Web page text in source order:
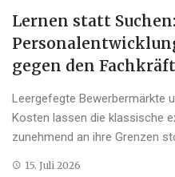
Lernen statt
gegen den
Leergefegte Bewerbermärkte
Kosten lassen die klassische
zunehmend an ihre Grenzen
15. Juli 2026